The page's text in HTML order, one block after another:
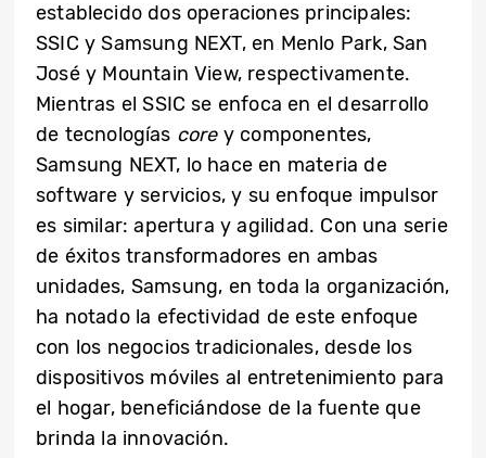
establecido dos operaciones principales:
SSIC y Samsung NEXT, en Menlo Park, San
José y Mountain View, respectivamente.
Mientras el SSIC se enfoca en el desarrollo
de tecnologías corey componentes,
Samsung NEXT, lo hace en materia de
software y servicios, y su enfoque impulsor
es similar: apertura y agilidad. Con una serie
de éxitos transformadores en ambas
unidades, Samsung, en toda la organización,
ha notado la efectividad de este enfoque
con los negocios tradicionales, desde los
dispositivos móviles al entretenimiento para
el hogar, beneficiándose de la fuente que
brinda la innovación.